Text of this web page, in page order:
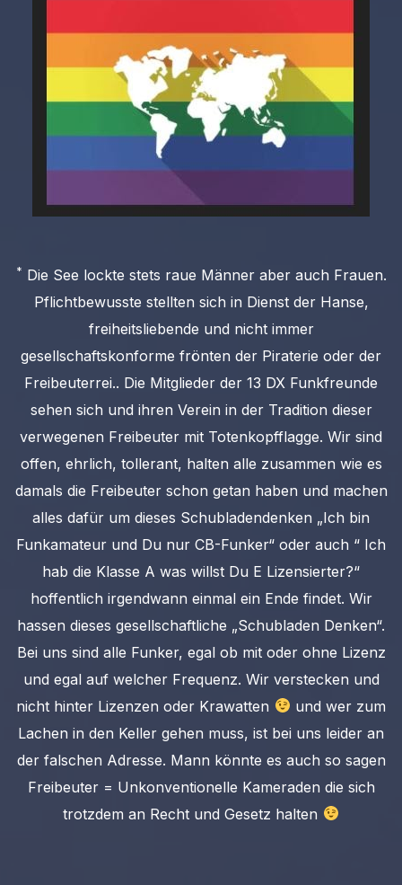
* Die See lockte stets raue Männer aber auch Frauen.
Pflichtbewusste stellten sich in Dienst der Hanse,
freiheitsliebende und nicht immer
gesellschaftskonforme frönten der Piraterie oder der
Freibeuterrei.. Die Mitglieder der 13 DX Funkfreunde
sehen sich und ihren Verein in der Tradition dieser
verwegenen Freibeuter mit Totenkopfflagge. Wir sind
offen, ehrlich, tollerant, halten alle zusammen wie es
damals die Freibeuter schon getan haben und machen
alles dafür um dieses Schubladendenken „Ich bin
Funkamateur und Du nur CB-Funker“ oder auch “ Ich
hab die Klasse A was willst Du E Lizensierter?“
hoffentlich irgendwann einmal ein Ende findet. Wir
hassen dieses gesellschaftliche „Schubladen Denken“.
Bei uns sind alle Funker, egal ob mit oder ohne Lizenz
und egal auf welcher Frequenz. Wir verstecken und
nicht hinter Lizenzen oder Krawatten
und wer zum
Lachen in den Keller gehen muss, ist bei uns leider an
der falschen Adresse. Mann könnte es auch so sagen
Freibeuter = Unkonventionelle Kameraden die sich
trotzdem an Recht und Gesetz halten